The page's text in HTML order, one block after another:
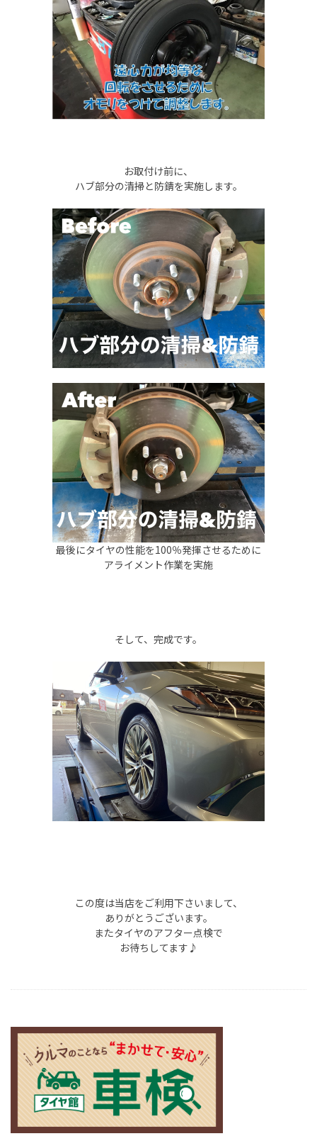
お取付け前に、
ハブ部分の清掃と防錆を実施します。
最後にタイヤの性能を100％発揮させるために
アライメント作業を実施
そして、完成です。
この度は当店をご利用下さいまして、
ありがとうございます。
またタイヤのアフター点検で
お待ちしてます♪